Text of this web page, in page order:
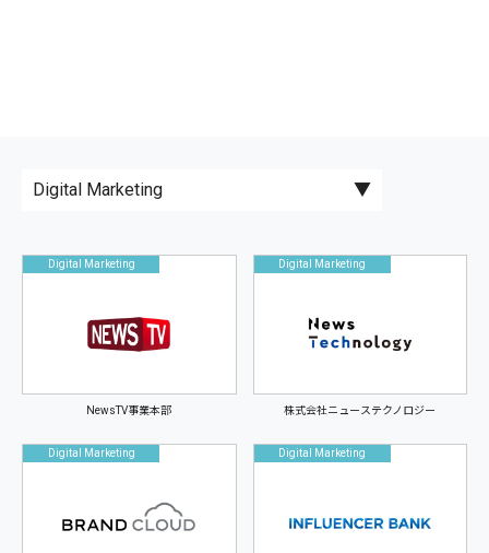
Digital Marketing
NewsTV事業本部
Digital Marketing
株式会社ニューステクノロジー
Digital Marketing Digital Marketing